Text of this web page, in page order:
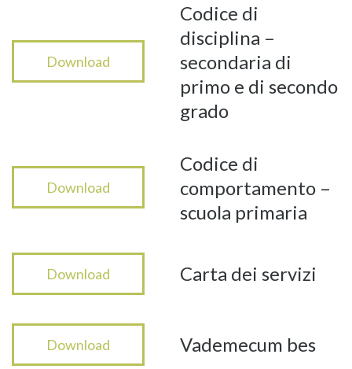
Download
Codice di
disciplina –
secondaria di
primo e di secondo
grado
Download
Codice di
comportamento –
scuola primaria
Download Carta dei servizi
Download Vademecum bes